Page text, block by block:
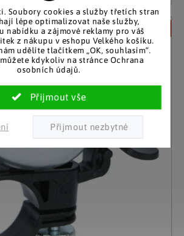
Soubory cookies a služby třetích stran
lépe optimalizovat naše služby,
nabídku a zájmové reklamy pro váš
z nákupu v eshopu Velkého košíku.
udělíte tlačítkem „OK, souhlasím“.
kdykoliv na stránce Ochrana
osobních údajů.
Nové